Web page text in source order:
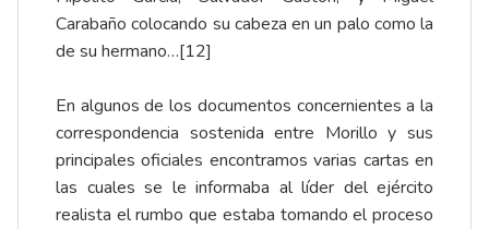
Carabaño colocando su cabeza en un palo como la
de su hermano…[12]
En algunos de los documentos concernientes a la
correspondencia sostenida entre Morillo y sus
principales oficiales encontramos varias cartas en
las cuales se le informaba al líder del ejército
realista el rumbo que estaba tomando el proceso